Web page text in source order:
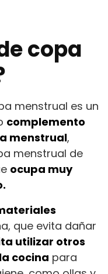
copa
menstrual es un
complemento
menstrual,
menstrual de
ocupa muy
que evita dañar
utilizar otros
cocina para